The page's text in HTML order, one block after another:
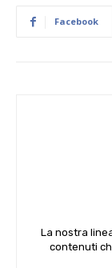
Facebook
La nostra
contenuti